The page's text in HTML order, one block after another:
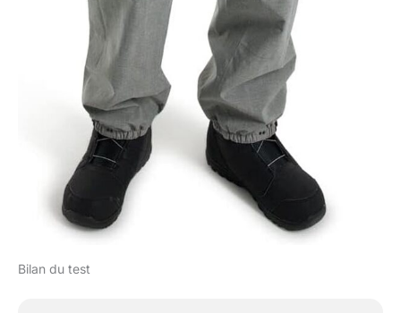
Bilan du test